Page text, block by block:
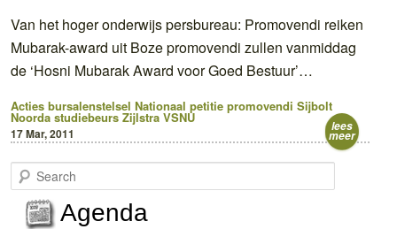
Van het hoger onderwijs persbureau: Promovendi reiken
Mubarak-award uit Boze promovendi zullen vanmiddag
de ‘Hosni Mubarak Award voor Goed Bestuur’…
Acties bursalenstelsel Nationaal petitie promovendi Sijbolt
Noorda studiebeurs Zijlstra VSNU
17 Mar, 2011 lees
meer
e
Agenda